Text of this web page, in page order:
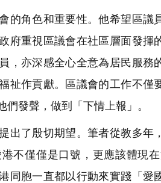
的角色和重要性。他希望區議
府重視區議會在社區層面發
，亦深感全心全意為居民服
祉作貢獻。區議會的工作不
發聲，做到「下情上報」。
出了殷切期望。筆者從教多年
不僅僅是口號，更應該體現
同胞一直都以行動來實踐「